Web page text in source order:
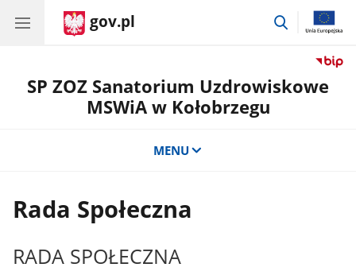
gov.pl
przejdź
SP ZOZ Sanatorium Uzdrowiskowe
MSWiA w Kołobrzegu
MENU
Rada Społeczna
RADA SPOŁECZNA